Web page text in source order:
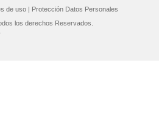
de uso | Protección Datos Personales
los derechos Reservados.